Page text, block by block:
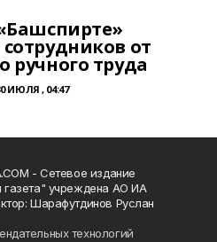
от
ручного труда
ИЮЛЯ , 04:47
- Сетевое издание
газета" учреждена АО ИА
Шарафутдинов Руслан
технологий